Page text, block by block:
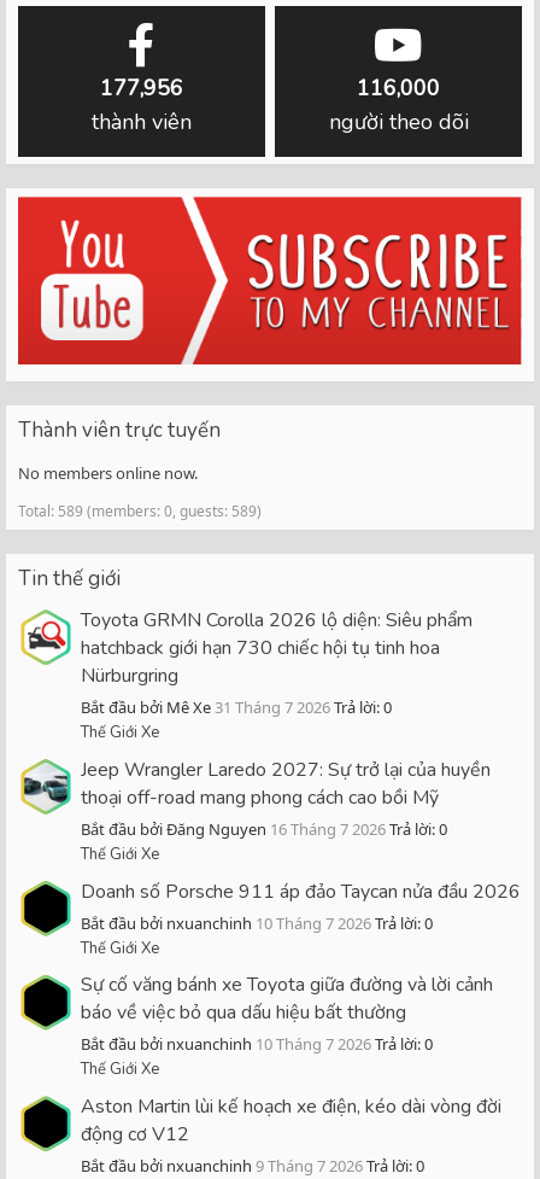
177,956
thành viên
116,000
người theo dõi
Thành viên trực tuyến
No members online now.
Total: 589 (members: 0, guests: 589)
Tin thế giới
Toyota GRMN Corolla 2026 lộ diện: Siêu phẩm
hatchback giới hạn 730 chiếc hội tụ tinh hoa
Nürburgring
Bắt đầu bởi Mê Xe31 Tháng 7 2026Trả lời: 0
Thế Giới Xe
Jeep Wrangler Laredo 2027: Sự trở lại của huyền
thoại off-road mang phong cách cao bồi Mỹ
Bắt đầu bởi Đăng Nguyen 16 Tháng 7 2026Trả lời: 0
Thế Giới Xe
Doanh số Porsche 911 áp đảo Taycan nửa đầu 2026
Bắt đầu bởi nxuanchinh 10 Tháng 7 2026Trả lời: 0
Thế Giới Xe
Sự cố văng bánh xe Toyota giữa đường và lời cảnh
báo về việc bỏ qua dấu hiệu bất thường
Bắt đầu bởi nxuanchinh 10 Tháng 7 2026Trả lời: 0
Thế Giới Xe
Aston Martin lùi kế hoạch xe điện, kéo dài vòng đời
động cơ V12
Bắt đầu bởi nxuanchinh 9 Tháng 7 2026Trả lời: 0